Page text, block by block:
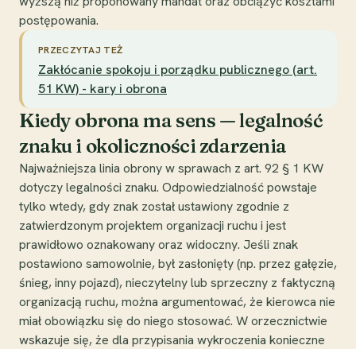
postępowania.
PRZECZYTAJ TEŻ
Zakłócanie spokoju i porządku publicznego (art.
51 KW) - kary i obrona
Kiedy obrona ma sens — legalność
znaku i okoliczności zdarzenia
Najważniejsza linia obrony w sprawach z art. 92 § 1 KW
dotyczy legalności znaku. Odpowiedzialność powstaje
tylko wtedy, gdy znak został ustawiony zgodnie z
zatwierdzonym projektem organizacji ruchu i jest
prawidłowo oznakowany oraz widoczny. Jeśli znak
postawiono samowolnie, był zasłonięty (np. przez gałęzie,
śnieg, inny pojazd), nieczytelny lub sprzeczny z faktyczną
organizacją ruchu, można argumentować, że kierowca nie
miał obowiązku się do niego stosować. W orzecznictwie
wskazuje się, że dla przypisania wykroczenia konieczne